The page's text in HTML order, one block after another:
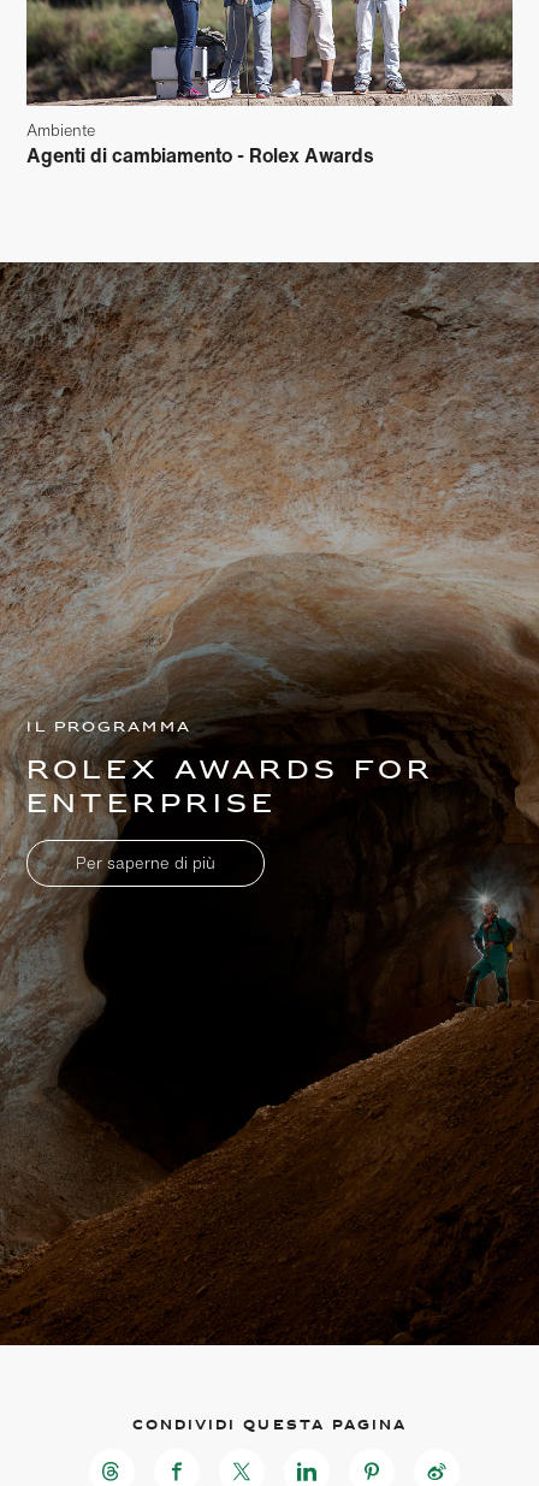
Ambiente
Agenti di cambiamento - Rolex Awards
Il programma
Rolex Awards for
Enterprise
Per saperne di più
Condividi questa pagina